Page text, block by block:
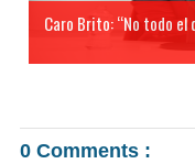
Caro Brito: “No todo el
0 Comments :